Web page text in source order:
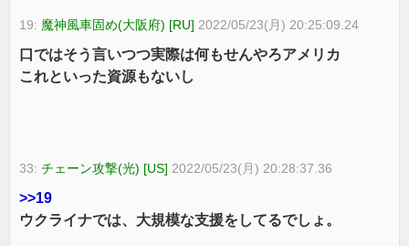
19: 魔神風車固め(大阪府) [RU] 2022/05/23(月) 20:25:09.24
口ではそう言いつつ実際は何もせんやろアメリカ
これといった資源もないし
33:チェーン攻撃(光) [US] 2022/05/23(月) 20:28:37.36
>>19
ウクライナでは、大規模な支援をしてるでしょ。